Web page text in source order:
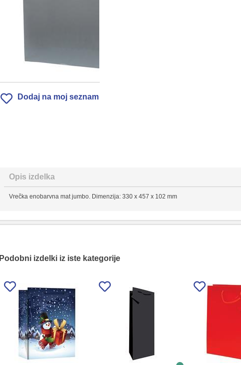
Dodaj na moj seznam
Opis izdelka
Vrečka enobarvna mat jumbo. Dimenzija: 330 x 457 x 102 mm
Podobni izdelki iz iste kategorije